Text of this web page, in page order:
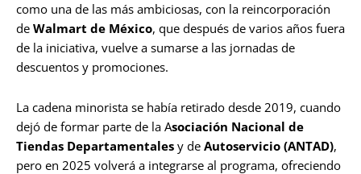
como una de las más ambiciosas, con la reincorporación
de Walmart de México, que después de varios años fuera
de la iniciativa, vuelve a sumarse a las jornadas de
descuentos y promociones.
La cadena minorista se había retirado desde 2019, cuando
dejó de formar parte de la Asociación Nacional de
Tiendas Departamentales y de Autoservicio (ANTAD),
pero en 2025 volverá a integrarse al programa, ofreciendo